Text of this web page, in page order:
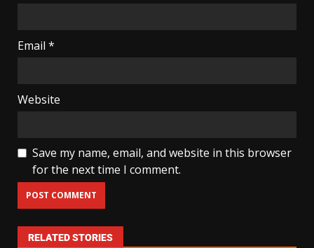
Email *
Website
Save my name, email, and website in this browser
for the next time I comment.
RELATED STORIES